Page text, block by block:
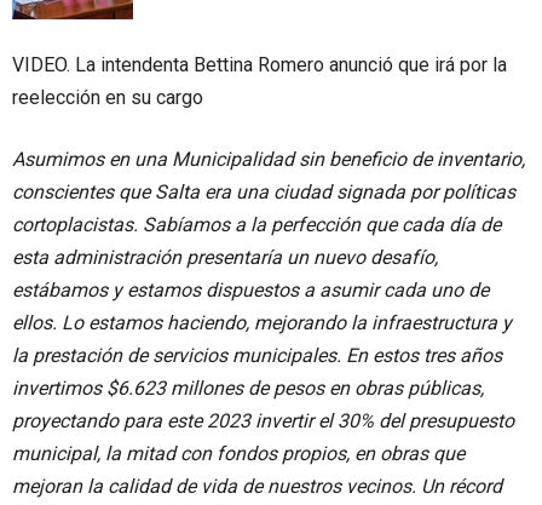
VIDEO. La intendenta Bettina Romero anunció que irá por la
reelección en su cargo
Asumimos en una Municipalidad sin beneficio de inventario,
conscientes que Salta era una ciudad signada por políticas
cortoplacistas. Sabíamos a la perfección que cada día de
esta administración presentaría un nuevo desafío,
estábamos y estamos dispuestos a asumir cada uno de
ellos. Lo estamos haciendo, mejorando la infraestructura y
la prestación de servicios municipales. En estos tres años
invertimos $6.623 millones de pesos en obras públicas,
proyectando para este 2023 invertir el 30% del presupuesto
municipal, la mitad con fondos propios, en obras que
mejoran la calidad de vida de nuestros vecinos. Un récord